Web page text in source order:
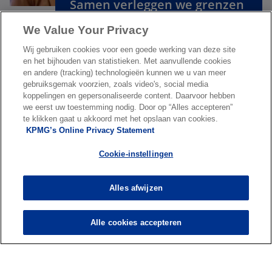
e
a
b
Samen verleggen we grenzen
in digitale transformatie
Ontdek werken bij KPMG
s
i
n
a
n
e
w
t
a
o
o
We Value Your Privacy
Wij gebruiken cookies voor een goede werking van deze site
en het bijhouden van statistieken. Met aanvullende cookies
en andere (tracking) technologieën kunnen we u van meer
gebruiksgemak voorzien, zoals video's, social media
koppelingen en gepersonaliseerde content. Daarvoor hebben
we eerst uw toestemming nodig. Door op “Alles accepteren”
te klikken gaat u akkoord met het opslaan van cookies.
KPMG’s Online Privacy Statement
Cookie-instellingen
Alles afwijzen
Alle cookies accepteren